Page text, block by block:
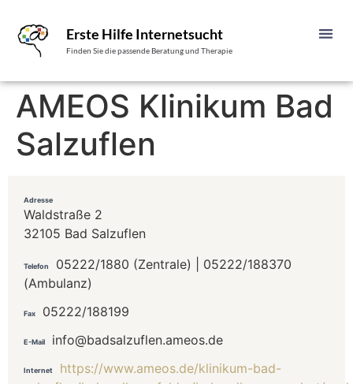
Erste Hilfe Internetsucht
Finden Sie die passende Beratung und Therapie
AMEOS Klinikum Bad
Salzuflen
Adresse
Waldstraße 2
32105 Bad Salzuflen
Telefon
05222/1880 (Zentrale) | 05222/188370
(Ambulanz)
Fax 05222/188199
E-Mail info@badsalzuflen.ameos.de
Internet
https://www.ameos.de/klinikum-bad-